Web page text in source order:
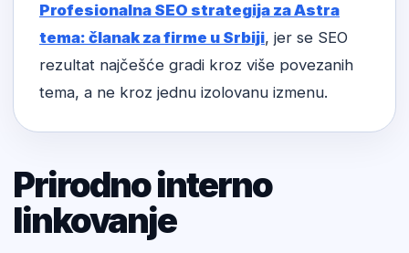
Profesionalna SEO strategija za Astra
tema: članak za firme u Srbiji, jer se SEO
rezultat najčešće gradi kroz više povezanih
tema, a ne kroz jednu izolovanu izmenu.
Prirodno interno
linkovanje